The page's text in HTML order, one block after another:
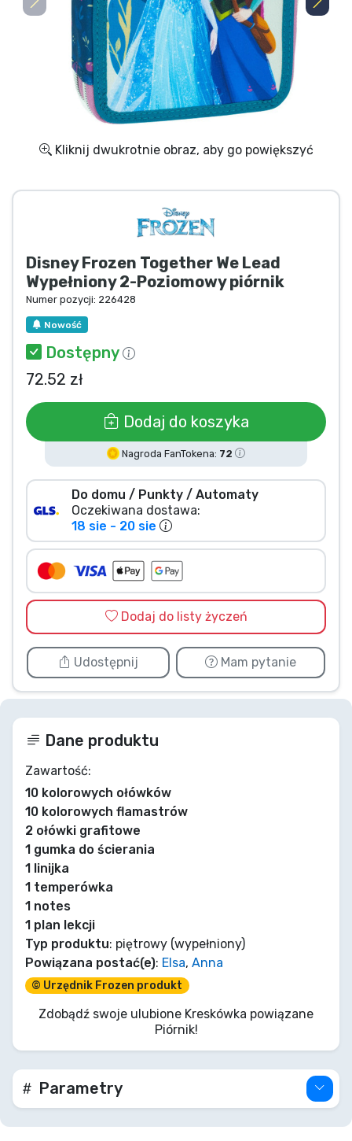
Kliknij dwukrotnie obraz, aby go powiększyć
Disney Frozen Together We Lead
Wypełniony 2-Poziomowy piórnik
Numer pozycji: 226428
Nowość
Dostępny
72.52 zł
Dodaj do koszyka
Nagroda FanTokena: 72
Do domu / Punkty / Automaty
Oczekiwana dostawa:
18 sie - 20 sie
Dodaj do listy życzeń
Udostępnij Mam pytanie
Dane produktu
Zawartość:
10 kolorowych ołówków
10 kolorowych flamastrów
2 ołówki grafitowe
1 gumka do ścierania
1 linijka
1 temperówka
1 notes
1 plan lekcji
Typ produktu: piętrowy (wypełniony)
Powiązana postać(e): Elsa, Anna
© Urzędnik Frozen produkt
Zdobądź swoje ulubione Kreskówka powiązane
Piórnik!
Parametry
Wysyłka i płatność
Rzeczy seryjne
Rzeczy filmowe
Wspaniałe rzeczy
Rzeczy z anime
Rzeczy dla graczy
Rzeczy sportowe
Rzeczy muzyczne
Typy produktów